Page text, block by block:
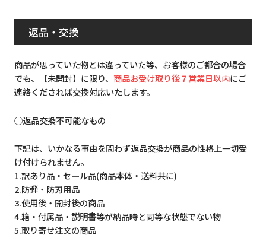
返品・交換
商品が思っていた物とは違っていた等、お客様のご都合の場合
でも、【未開封】に限り、 商品お受け取り後７営業日以内にご
連絡くだされば交換対応いたします。
◯返品交換不可能なもの
下記は、いかなる事由を問わず返品交換が商品の性格上一切受
け付けられません。
1.訳あり品・セール品(商品本体・送料共に)
2.防弾・防刃用品
3.使用後・開封後の商品
4.箱・付属品・説明書等が納品時と同等な状態でない物
5.取り寄せ注文の商品